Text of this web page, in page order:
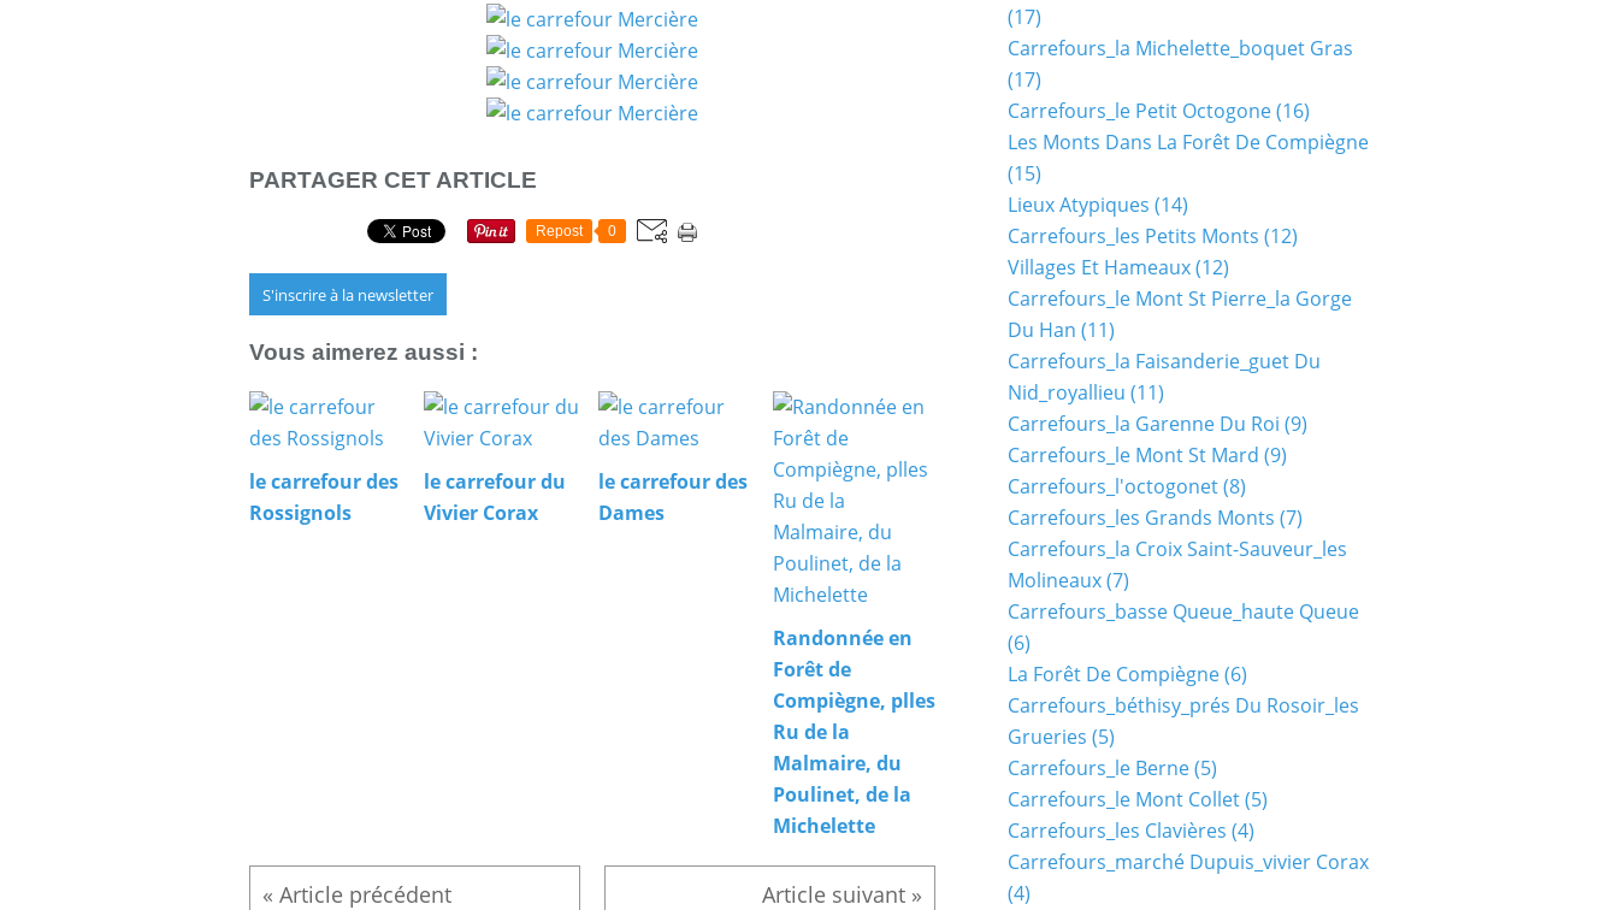
PARTAGER CET ARTICLE
Repost 0
S'inscrire à la newsletter
Vous aimerez aussi :
le carrefour des
Rossignols
le carrefour du
Vivier Corax
le carrefour des
Dames
Randonnée en
Forêt de
Compiègne, plles
Ru de la
Malmaire, du
Poulinet, de la
Michelette
(17)
Carrefours_la Michelette_boquet Gras
(17)
Carrefours_le Petit Octogone(16)
Les Monts Dans La Forêt De Compiègne
(15)
Lieux Atypiques (14)
Carrefours_les Petits Monts (12)
Villages Et Hameaux(12)
Carrefours_le Mont St Pierre_la Gorge
Du Han (11)
Carrefours_la Faisanderie_guet Du
Nid_royallieu (11)
Carrefours_la Garenne Du Roi (9)
Carrefours_le Mont St Mard (9)
Carrefours_l'octogonet(8)
Carrefours_les Grands Monts (7)
Carrefours_la Croix Saint-Sauveur_les
Molineaux(7)
Carrefours_basse Queue_haute Queue
(6)
La Forêt De Compiègne(6)
Carrefours_béthisy_prés Du Rosoir_les
Grueries (5)
Carrefours_le Berne(5)
Carrefours_le Mont Collet(5)
Carrefours_les Clavières (4)
Carrefours_marché Dupuis_vivier Corax
(4)